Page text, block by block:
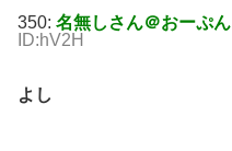
350: 名無しさん＠おーぷん
ID:hV2H
よし